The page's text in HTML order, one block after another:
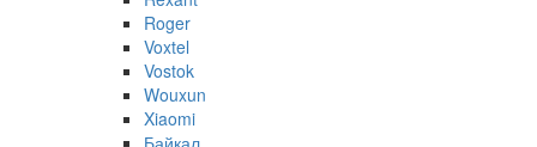
Roger
Voxtel
Vostok
Wouxun
Xiaomi
Байкал